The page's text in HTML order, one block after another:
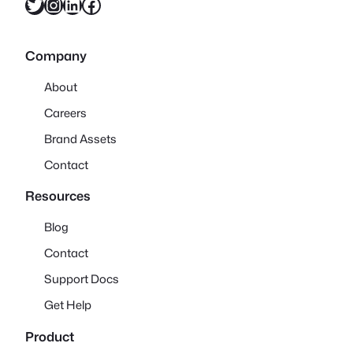
Company
About
Careers
Brand Assets
Contact
Resources
Blog
Contact
Support Docs
Get Help
Product